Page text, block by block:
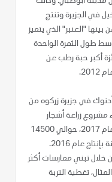
عام 2002 زراعة النخيل في الجزيرة وتنتج
من التمور من بينها "العنبر" الذي يتميز
طول الثمرة الواحدة
أكبر حبة رطب عن
في جزيرة زركوه من
نخلة منذ بدء مشروع زراعة أشجار
النخيل. وبلغ إنتاج الجزيرة من التمور في عام 2017، حوالي 14500
كيلوجرام مسجلاً زيادة بنسبة 14% مقارنة بإنتاج عام 2016.
تبني ممارسات أكثر
تغطية التربة